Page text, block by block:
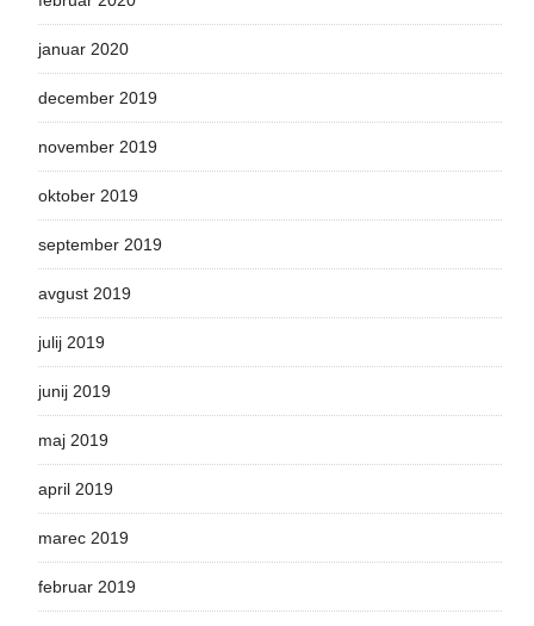
januar 2020
december 2019
november 2019
oktober 2019
september 2019
avgust 2019
julij 2019
junij 2019
maj 2019
april 2019
marec 2019
februar 2019